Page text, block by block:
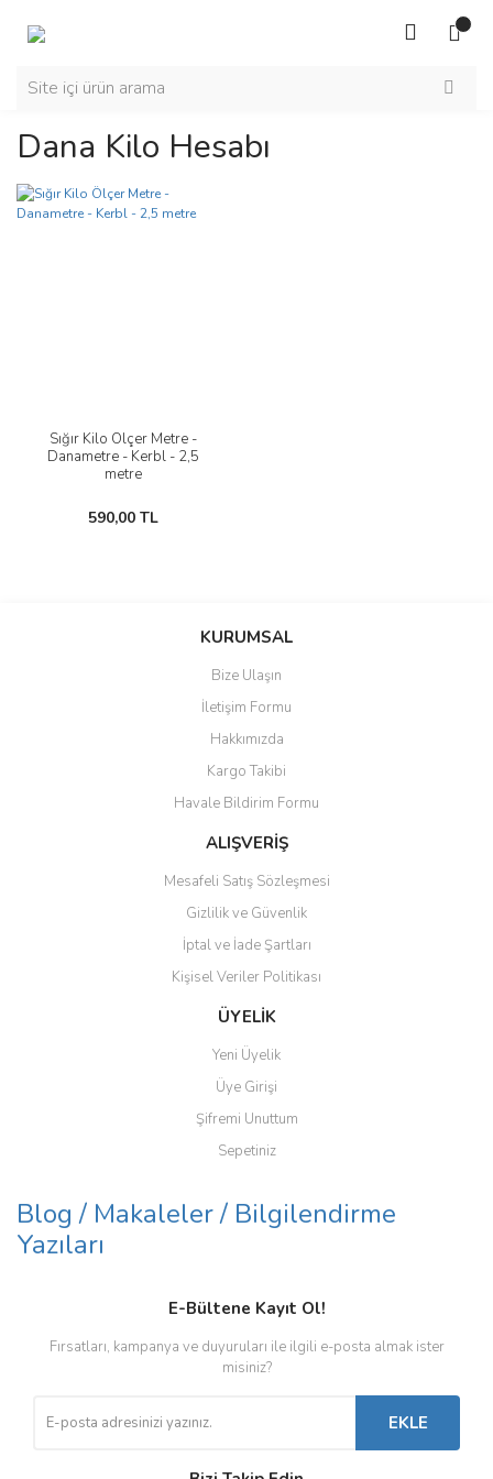
Dana Kilo Hesabı
Sığır Kilo Ölçer Metre -
Danametre - Kerbl - 2,5
metre
590,00 TL
KURUMSAL
Bize Ulaşın
İletişim Formu
Hakkımızda
Kargo Takibi
Havale Bildirim Formu
ALIŞVERİŞ
Mesafeli Satış Sözleşmesi
Gizlilik ve Güvenlik
İptal ve İade Şartları
Kişisel Veriler Politikası
ÜYELİK
Yeni Üyelik
Üye Girişi
Şifremi Unuttum
Sepetiniz
Blog / Makaleler / Bilgilendirme
Yazıları
E-Bültene Kayıt Ol!
Fırsatları, kampanya ve duyuruları ile ilgili e-posta almak ister
misiniz?
EKLE